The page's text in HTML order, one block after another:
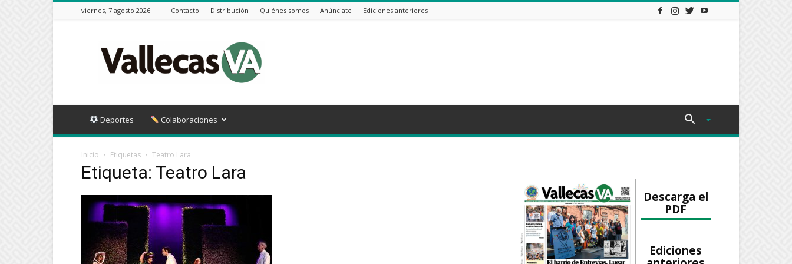
viernes, 7 agosto 2026 Contacto Distribución Quiénes somos Anúnciate Ediciones anteriores
VA
Deportes Colaboraciones
Inicio Etiquetas Teatro Lara
Etiqueta: Teatro Lara
Descarga el
PDF
Ediciones